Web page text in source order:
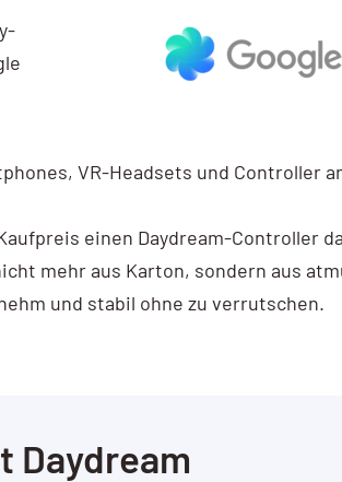
VR-Headsets und Controller
einen Daydream-Controller
mehr aus Karton, sondern aus
und stabil ohne zu verrutschen.
Daydream